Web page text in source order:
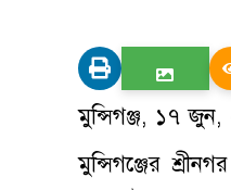
মুন্সিগঞ্জ, ১৭
মুন্সিগঞ্জের